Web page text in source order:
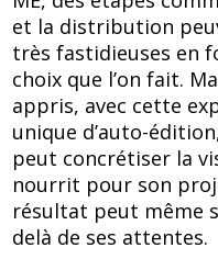
et la distribution
très fastidieuses en
choix que l’on fait.
appris, avec cette
unique d’auto-
peut concrétiser la
nourrit pour son
résultat peut même
delà de ses attentes.